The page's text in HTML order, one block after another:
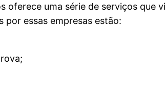
oferece uma série de serviços que
por essas empresas estão: